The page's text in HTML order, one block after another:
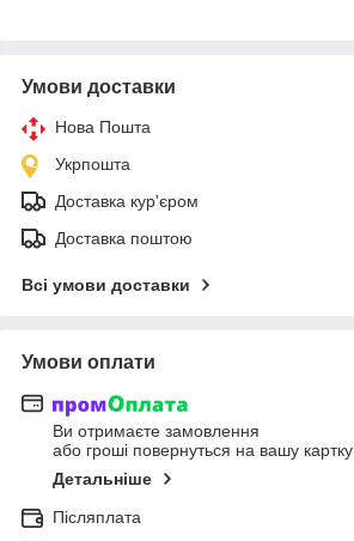
Умови доставки
Нова Пошта
Укрпошта
Доставка кур'єром
Доставка поштою
Всі умови доставки
Умови оплати
Ви отримаєте замовлення
або гроші повернуться на вашу картку
Детальніше
Післяплата